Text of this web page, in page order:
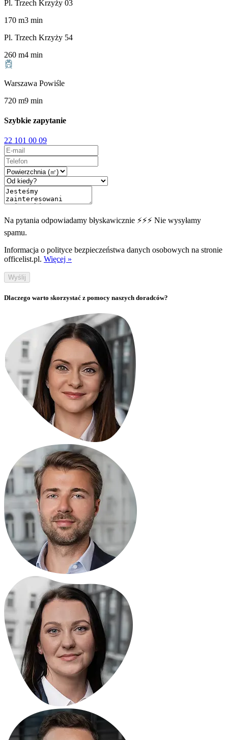
Pl. Trzech Krzyży 03
170 m3 min
Pl. Trzech Krzyży 54
260 m4 min
Warszawa Powiśle
720 m9 min
Szybkie zapytanie
22 101 00 09
Na pytania odpowiadamy błyskawicznie ⚡⚡⚡ Nie wysyłamy
spamu.
Informacja o polityce bezpieczeństwa danych osobowych na stronie
officelist.pl. Więcej »
Wyślij
Dlaczego warto skorzystać z pomocy naszych doradców?